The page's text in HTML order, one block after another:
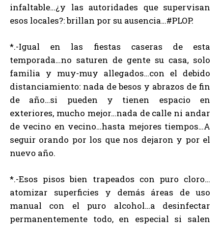
infaltable…¿y las autoridades que supervisan
esos locales?: brillan por su ausencia…#PLOP.
*.-Igual en las fiestas caseras de esta
temporada…no saturen de gente su casa, solo
familia y muy-muy allegados…con el debido
distanciamiento: nada de besos y abrazos de fin
de año…si pueden y tienen espacio en
exteriores, mucho mejor…nada de calle ni andar
de vecino en vecino…hasta mejores tiempos…A
seguir orando por los que nos dejaron y por el
nuevo año.
*.-Esos pisos bien trapeados con puro cloro…
atomizar superficies y demás áreas de uso
manual con el puro alcohol…a desinfectar
permanentemente todo, en especial si salen